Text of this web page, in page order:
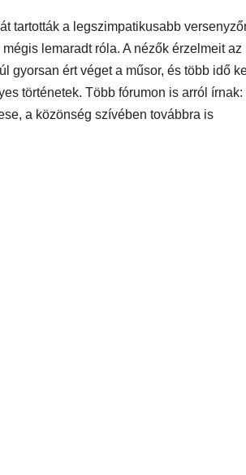
tartották a legszimpatikusabb
lemaradt róla. A nézők érzelmeit az
gyorsan ért véget a műsor, és több idő
történetek. Több fórumon is arról írnak:
a közönség szívében továbbra is